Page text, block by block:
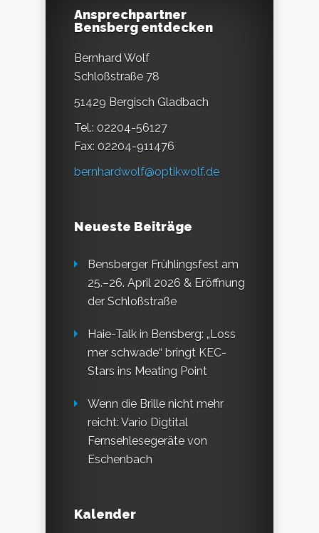
Ansprechpartner
Bensberg entdecken
Bernhard Wolf
Schloßstraße 78
51429 Bergisch Gladbach
Tel.: 02204-56127
Fax: 02204-911476
bernhardwolf@optikwolf.de
Neueste Beiträge
Bensberger Frühlingsfest am
25.–26. April 2026 & Eröffnung
der Schloßstraße
Haie-Talk in Bensberg: „Loss
mer schwade“ bringt KEC-
Stars ins Meating Point
Wenn die Brille nicht mehr
reicht: Vario Digtital
Fernsehlesegeräte von
Eschenbach
Kalender